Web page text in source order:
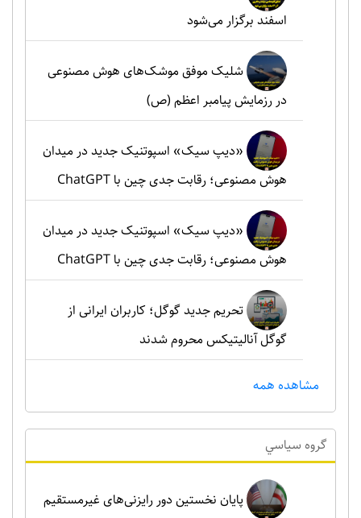
اسفند برگزار می‌شود
شلیک موفق موشک‌های هوش مصنوعی
در رزمایش پیامبر اعظم (ص)
«دیپ سیک» اسپوتنیک جدید در میدان
هوش مصنوعی؛ رقابت جدی چین با ChatGPT
«دیپ سیک» اسپوتنیک جدید در میدان
هوش مصنوعی؛ رقابت جدی چین با ChatGPT
تحریم جدید گوگل؛ کاربران ایرانی از
گوگل آنالیتیکس محروم شدند
مشاهده همه
گروه سياسي
پایان نخستین دور رایزنی‌های غیرمستقیم